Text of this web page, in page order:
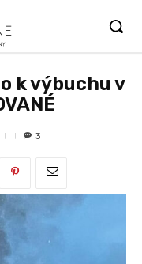
k výbuchu v
3